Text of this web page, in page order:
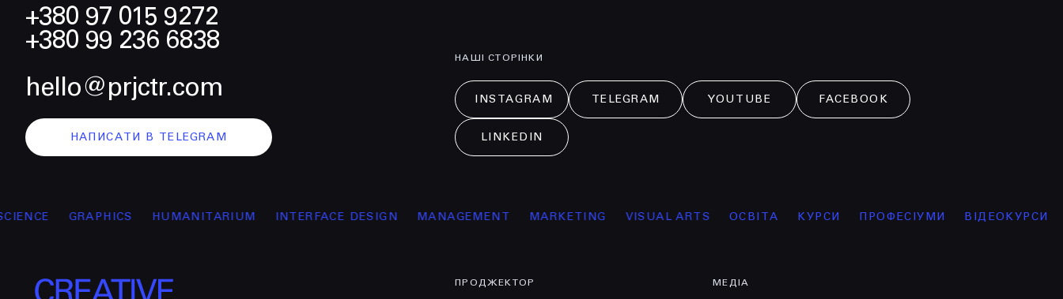
+380 97 015 9272
+380 99 236 6838
hello@prjctr.com
НАПИСАТИ В TELEGRAM
НАШІ СТОРІНКИ
INSTAGRAM TELEGRAM YOUTUBE FACEBOOK
LINKEDIN
GRAPHICS HUMANITARIUM INTERFACE DESIGN MANAGEMENT MARKETING VISUAL ARTS ОСВІТА КУРСИ ПРОФЕСІУМИ ВІДЕОКУРСИ
ПРОДЖЕКТОР МЕДІА